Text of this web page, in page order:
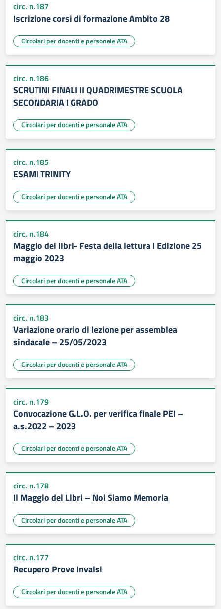
circ. n.187
Iscrizione corsi di formazione Ambito 28
Circolari per docenti e personale ATA
circ. n.186
SCRUTINI FINALI II QUADRIMESTRE SCUOLA
SECONDARIA I GRADO
Circolari per docenti e personale ATA
circ. n.185
ESAMI TRINITY
Circolari per docenti e personale ATA
circ. n.184
Maggio dei libri- Festa della lettura I Edizione 25
maggio 2023
Circolari per docenti e personale ATA
circ. n.183
Variazione orario di lezione per assemblea
sindacale – 25/05/2023
Circolari per docenti e personale ATA
circ. n.179
Convocazione G.L.O. per verifica finale PEI –
a.s.2022 – 2023
Circolari per docenti e personale ATA
circ. n.178
Il Maggio dei Libri – Noi Siamo Memoria
Circolari per docenti e personale ATA
circ. n.177
Recupero Prove Invalsi
Circolari per docenti e personale ATA